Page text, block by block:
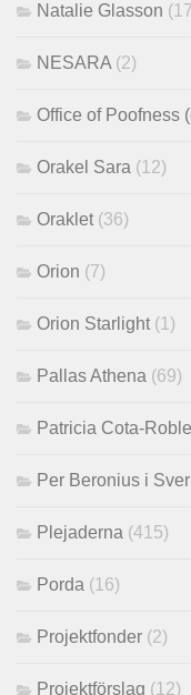
Natalie Glasson
NESARA(2)
Office of Poofness
Orakel Sara (12)
Oraklet(36)
Orion (7)
Orion Starlight(1)
Pallas Athena (69)
Patricia Cota-
Per Beronius i
Plejaderna (415)
Porda (16)
Projektfonder (2)
Projektförslag (12)